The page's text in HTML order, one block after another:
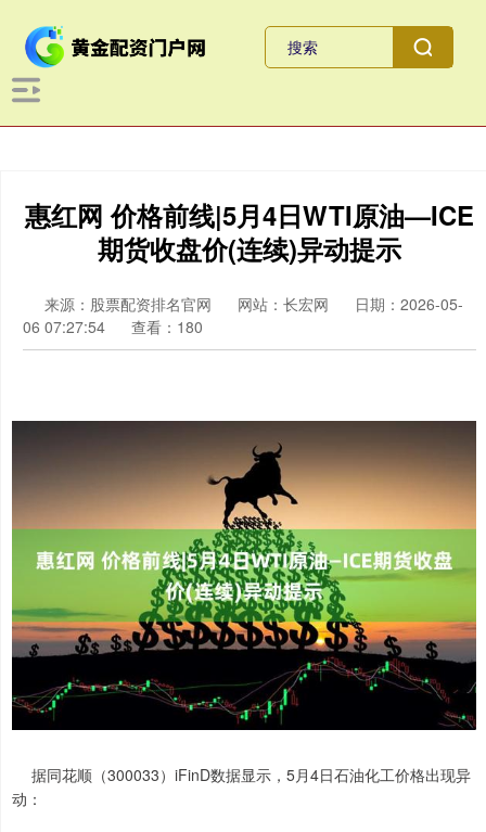
惠红网 价格前线|5月4日WTI原油—ICE
期货收盘价(连续)异动提示
来源：股票配资排名官网 网站：长宏网
日期：2026-05-
06 07:27:54
查看：180
据同花顺（300033）iFinD数据显示，5月4日石油化工价格出现异
动：